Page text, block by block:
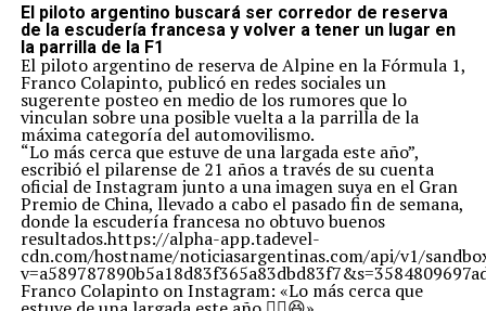
El piloto argentino buscará ser corredor de reserva
de la escudería francesa y volver a tener un lugar en
la parrilla de la F1
El piloto argentino de reserva de Alpine en la Fórmula 1,
Franco Colapinto, publicó en redes sociales un
sugerente posteo en medio de los rumores que lo
vinculan sobre una posible vuelta a la parrilla de la
máxima categoría del automovilismo.
“Lo más cerca que estuve de una largada este año”,
escribió el pilarense de 21 años a través de su cuenta
oficial de Instagram junto a una imagen suya en el Gran
Premio de China, llevado a cabo el pasado fin de semana,
donde la escudería francesa no obtuvo buenos
resultados.https://alpha-app.tadevel-
cdn.com/hostname/noticiasargentinas.com/api/v1/
Franco Colapinto on Instagram: «Lo más cerca que